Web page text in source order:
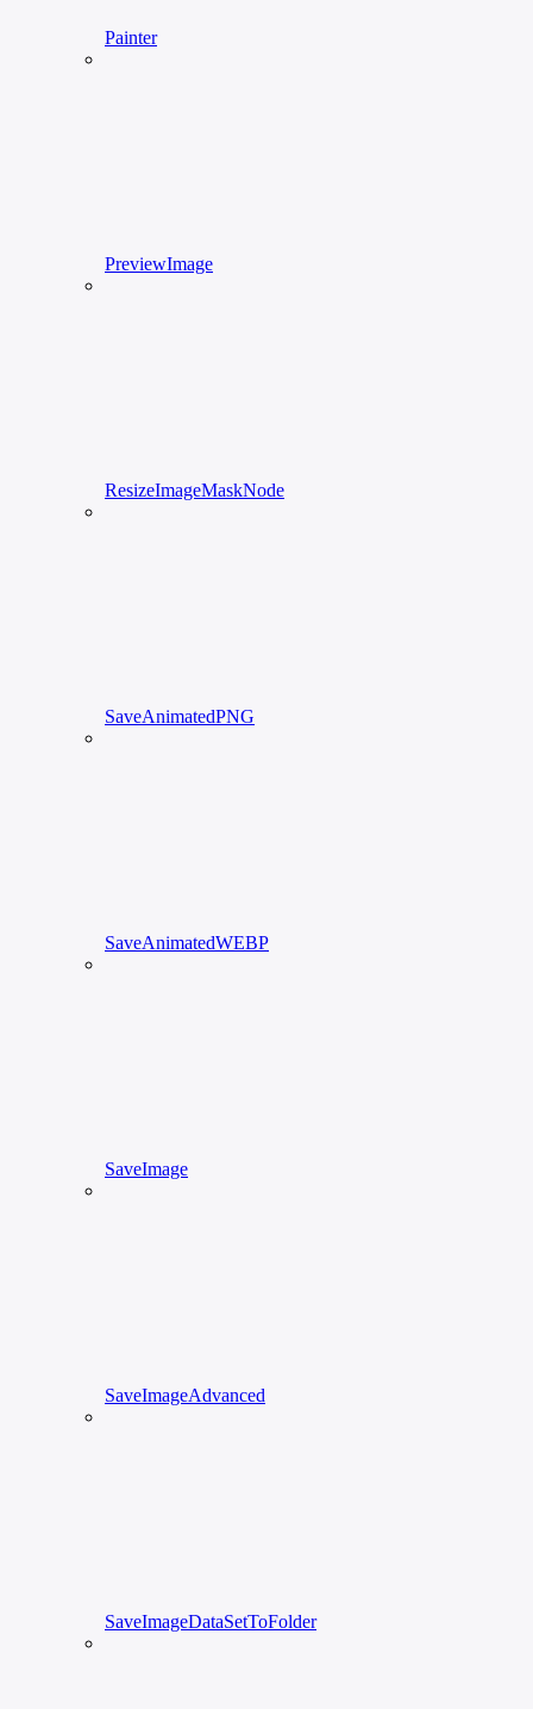
Painter
PreviewImage
ResizeImageMaskNode
SaveAnimatedPNG
SaveAnimatedWEBP
SaveImage
SaveImageAdvanced
SaveImageDataSetToFolder